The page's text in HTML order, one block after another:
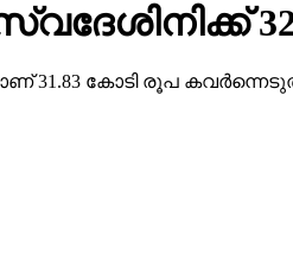
31.83 കോടി രൂപ